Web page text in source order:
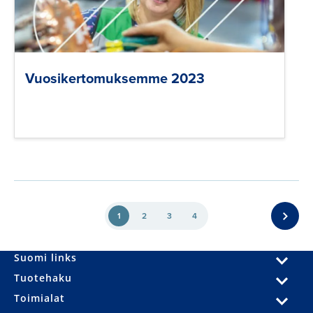
Vuosikertomuksemme 2023
1 2 3 4
Suomi links
Tuotehaku
Toimialat